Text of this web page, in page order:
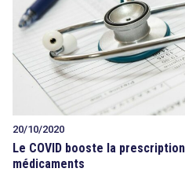
20/10/2020
Le COVID booste la
médicaments